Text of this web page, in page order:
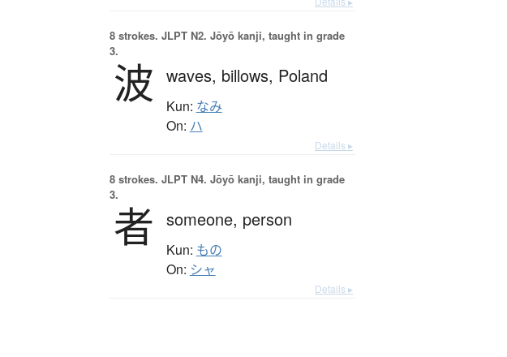
8 strokes. JLPT N2. Jōyō kanji, taught in grade
3.
波 waves, billows, Poland
Kun: なみ
On: ハ
Details ▸
8 strokes. JLPT N4. Jōyō kanji, taught in grade
3.
者 someone, person
Kun: もの
On: シャ
Details ▸